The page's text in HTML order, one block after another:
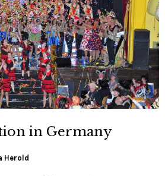
in Germany
Herold